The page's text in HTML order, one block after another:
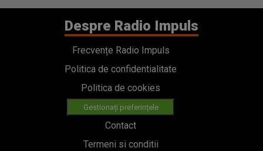
Despre Radio Impuls
Frecvențe Radio Impuls
Politica de confidentialitate
Politica de cookies
Gestionați preferințele
Contact
Termeni si conditii